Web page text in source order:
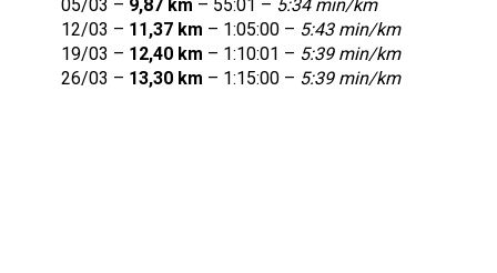
05/03 – 9,87 km – 55:01 – 5:34 min/km
12/03 – 11,37 km – 1:05:00 – 5:43 min/km
19/03 – 12,40 km – 1:10:01 – 5:39 min/km
26/03 – 13,30 km – 1:15:00 – 5:39 min/km